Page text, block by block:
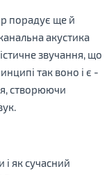
порадує ще й
акустика
звучання, що
так воно і є -
створюючи
як сучасний